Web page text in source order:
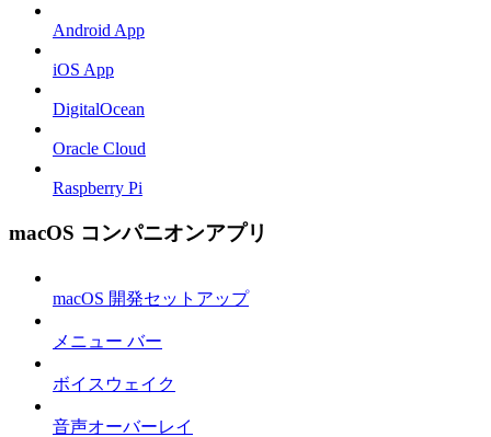
Android App
iOS App
DigitalOcean
Oracle Cloud
Raspberry Pi
macOS コンパニオンアプリ
macOS 開発セットアップ
メニュー バー
ボイスウェイク
音声オーバーレイ